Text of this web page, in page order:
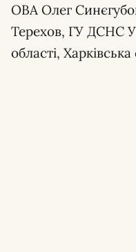
ОВА Олег
Терехов, ГУ ДСНС
області,